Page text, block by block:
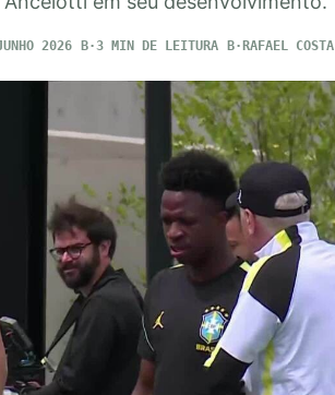
2026 3 MIN DE LEITURA RAFAEL COSTA